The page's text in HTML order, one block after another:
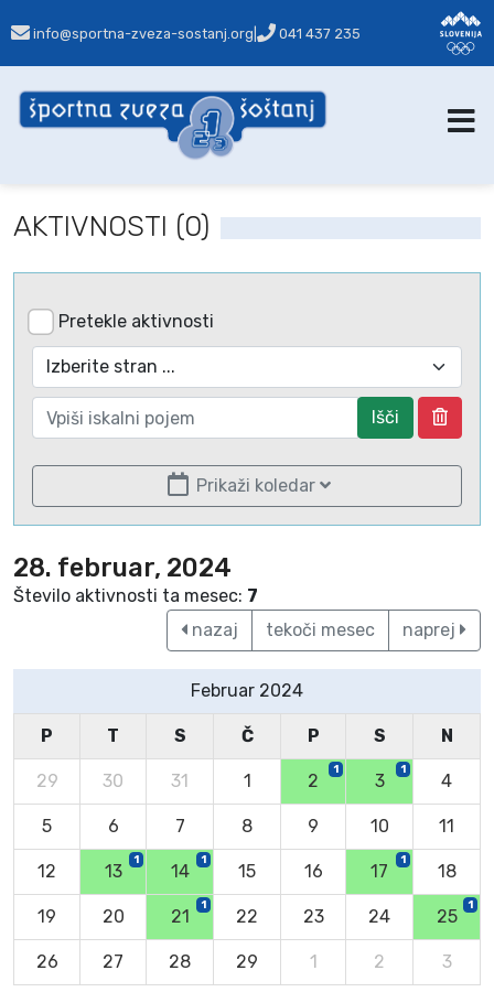
info@sportna-zveza-sostanj.org 041 437 235
AKTIVNOSTI (0)
Pretekle aktivnosti
Išči
Prikaži koledar
28. februar, 2024
Število aktivnosti ta mesec: 7
nazaj
tekoči mesec naprej
Februar 2024
P T S Č P S N
29 30 31 1 2
1
3
1
4
5 6 7 8 9 10 11
12 13
1
14
1
15 16 17
1
18
19 20 21
1
22 23 24 25
1
26 27 28 29 1 2 3